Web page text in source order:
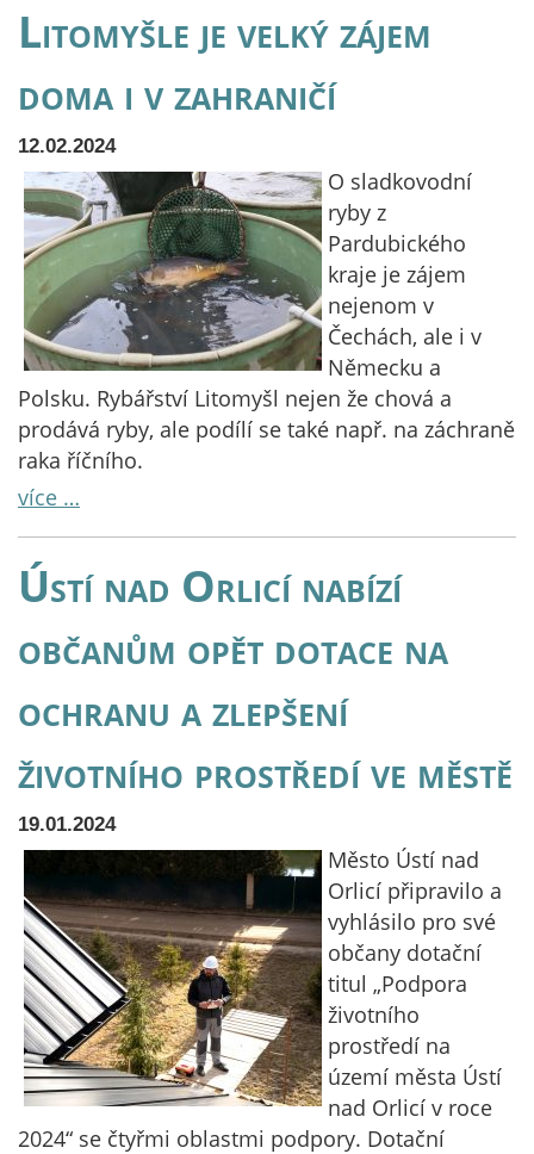
Litomyšle je velký zájem
doma i v zahraničí
12.02.2024
O sladkovodní
ryby z
Pardubického
kraje je zájem
nejenom v
Čechách, ale i v
Německu a
Polsku. Rybářství Litomyšl nejen že chová a
prodává ryby, ale podílí se také např. na záchraně
raka říčního.
více …
Ústí nad Orlicí nabízí
občanům opět dotace na
ochranu a zlepšení
životního prostředí ve městě
19.01.2024
Město Ústí nad
Orlicí připravilo a
vyhlásilo pro své
občany dotační
titul „Podpora
životního
prostředí na
území města Ústí
nad Orlicí v roce
2024“ se čtyřmi oblastmi podpory. Dotační